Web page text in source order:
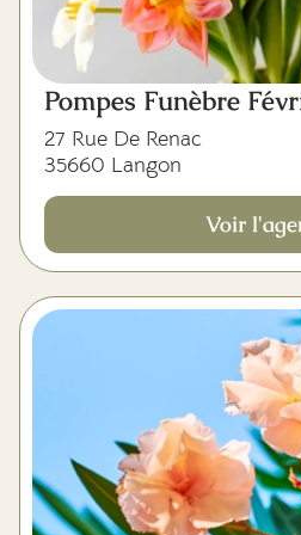
Pompes Funèbre
27 Rue De Renac
35660 Langon
Voir